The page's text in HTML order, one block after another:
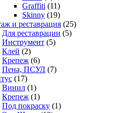
Graffiti (11)
Skinny (19)
и реставрация (25)
Для реставрации (5)
Инструмент (5)
Клей (2)
Крепеж (6)
Пена, ПСУЛ (7)
(17)
Винил (1)
Крепеж (1)
Под покраску (1)